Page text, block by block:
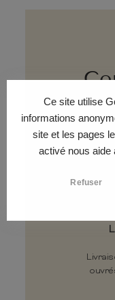
Ce site utilise
informations
site et les pages
activé nous aide
Refuser